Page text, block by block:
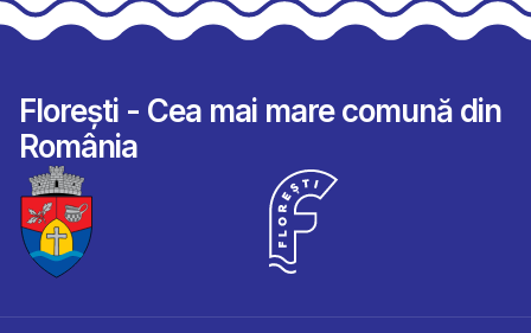
Florești - Cea mai mare comună din
România